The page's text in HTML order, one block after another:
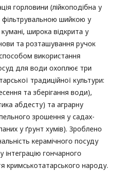
горловини (лійкоподібна у
фільтрувальною шийкою у
широка відкрита у
та розташування ручок
використання
для води охоплює три
традиційної культури:
та зберігання води),
абдесту) та аграрну
зрошення у садах-
у ґрунт хумів). Зроблено
керамічного посуду
інтеграцію гончарного
кримськотатарського народу.